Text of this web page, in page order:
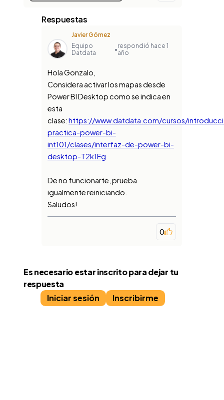
Respuestas
Javier Gómez
Equipo
Datdata
•respondió hace 1
año
Hola Gonzalo,
Considera activar los mapas desde
Power BI Desktop como se indica en
esta
clase:https://www.datdata.com/cursos/
practica-power-bi-
int101/clases/interfaz-de-power-bi-
desktop-T2k1Eg
De no funcionarte, prueba
igualmente reiniciando.
Saludos!
0
Es necesario estar inscrito para dejar tu
respuesta
Iniciar sesión
Inscribirme